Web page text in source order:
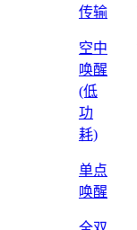
传输
空中
唤醒
(低
功
耗)
单点
唤醒